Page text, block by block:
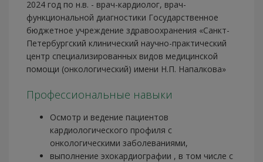
2024 год по н.в. - врач-кардиолог, врач-
функциональной диагностики Государственное
бюджетное учреждение здравоохранения «Санкт-
Петербургский клинический научно-практический
центр специализированных видов медицинской
помощи (онкологический) имени Н.П. Напалкова»
Профессиональные навыки
Осмотр и ведение пациентов
кардиологического профиля с
онкологическими заболеваниями,
выполнение эхокардиографии , в том числе с